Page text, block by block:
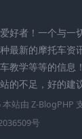
好者！一个与一
最新的摩托车资
教学等等的信息
的不足，好的建
站由 Z-BlogPHP
号